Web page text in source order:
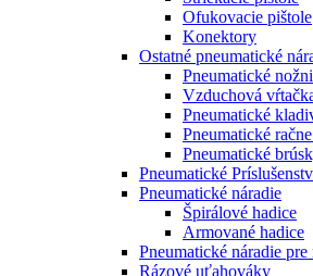
Ofukovacie pištole
Konektory
Ostatné pneumatické
Pneumatické
Vzduchová
Pneumatické
Pneumatické
Pneumatické
Pneumatické
Pneumatické náradie
Špirálové hadice
Armované hadice
Pneumatické náradie
Rázové uťahováky